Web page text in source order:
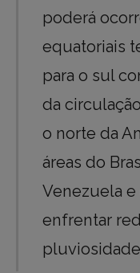
poderá
equatoriais
para o sul
da
o norte da
áreas do
Venezuela e
enfrentar